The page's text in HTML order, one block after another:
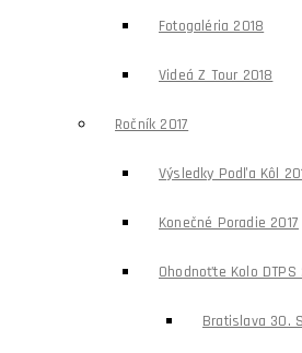
Fotogaléria 2018
Videá Z Tour 2018
Ročník 2017
Výsledky Podľa Kôl
Konečné Poradie 2017
Ohodnoťte Kolo DTPS
Bratislava 30.